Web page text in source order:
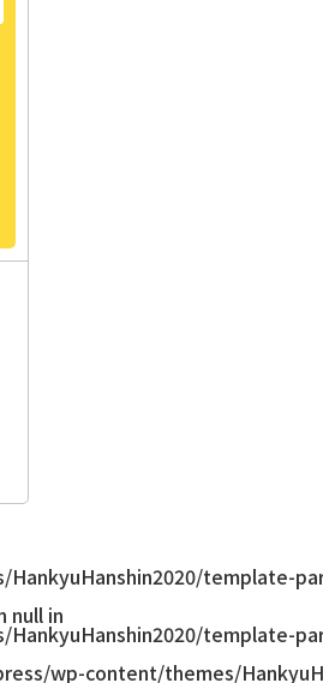
template-
null in
template-
wp-content/themes/